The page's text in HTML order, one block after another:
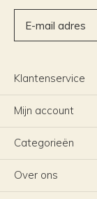
Klantenservice
Mijn account
Categorieën
Over ons